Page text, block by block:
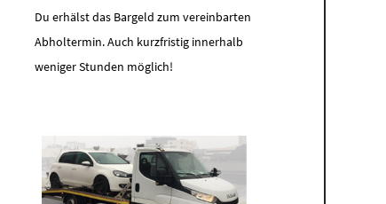
Du erhälst das Bargeld zum vereinbarten
Abholtermin. Auch kurzfristig innerhalb
weniger Stunden möglich!